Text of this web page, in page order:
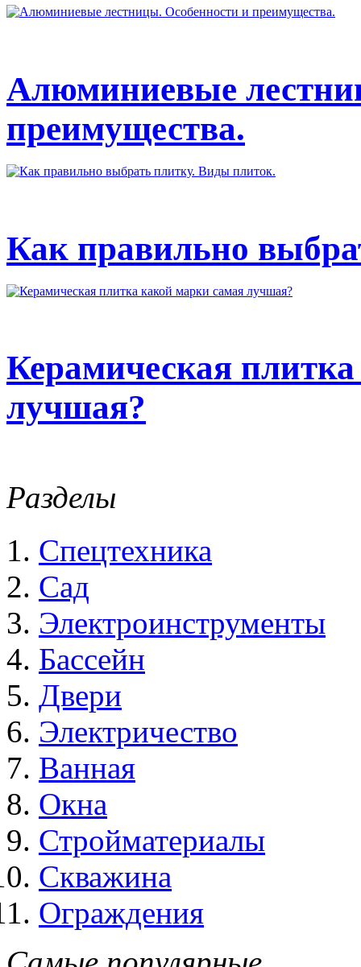
Алюминиевые
преимущества.
Как правильно
Керамическая
лучшая?
Разделы
Спецтехника
Сад
Электроинструменты
Бассейн
Двери
Электричество
Ванная
Окна
Стройматериалы
Скважина
Ограждения